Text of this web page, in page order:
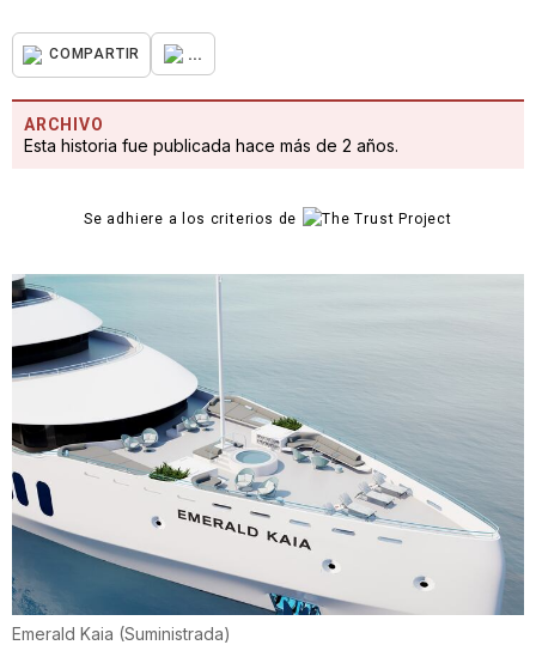
COMPARTIR ...
ARCHIVO
Esta historia fue publicada hace más de 2 años.
Se adhiere a los criterios de
Emerald Kaia (Suministrada)